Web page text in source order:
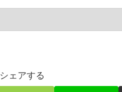
シェアする